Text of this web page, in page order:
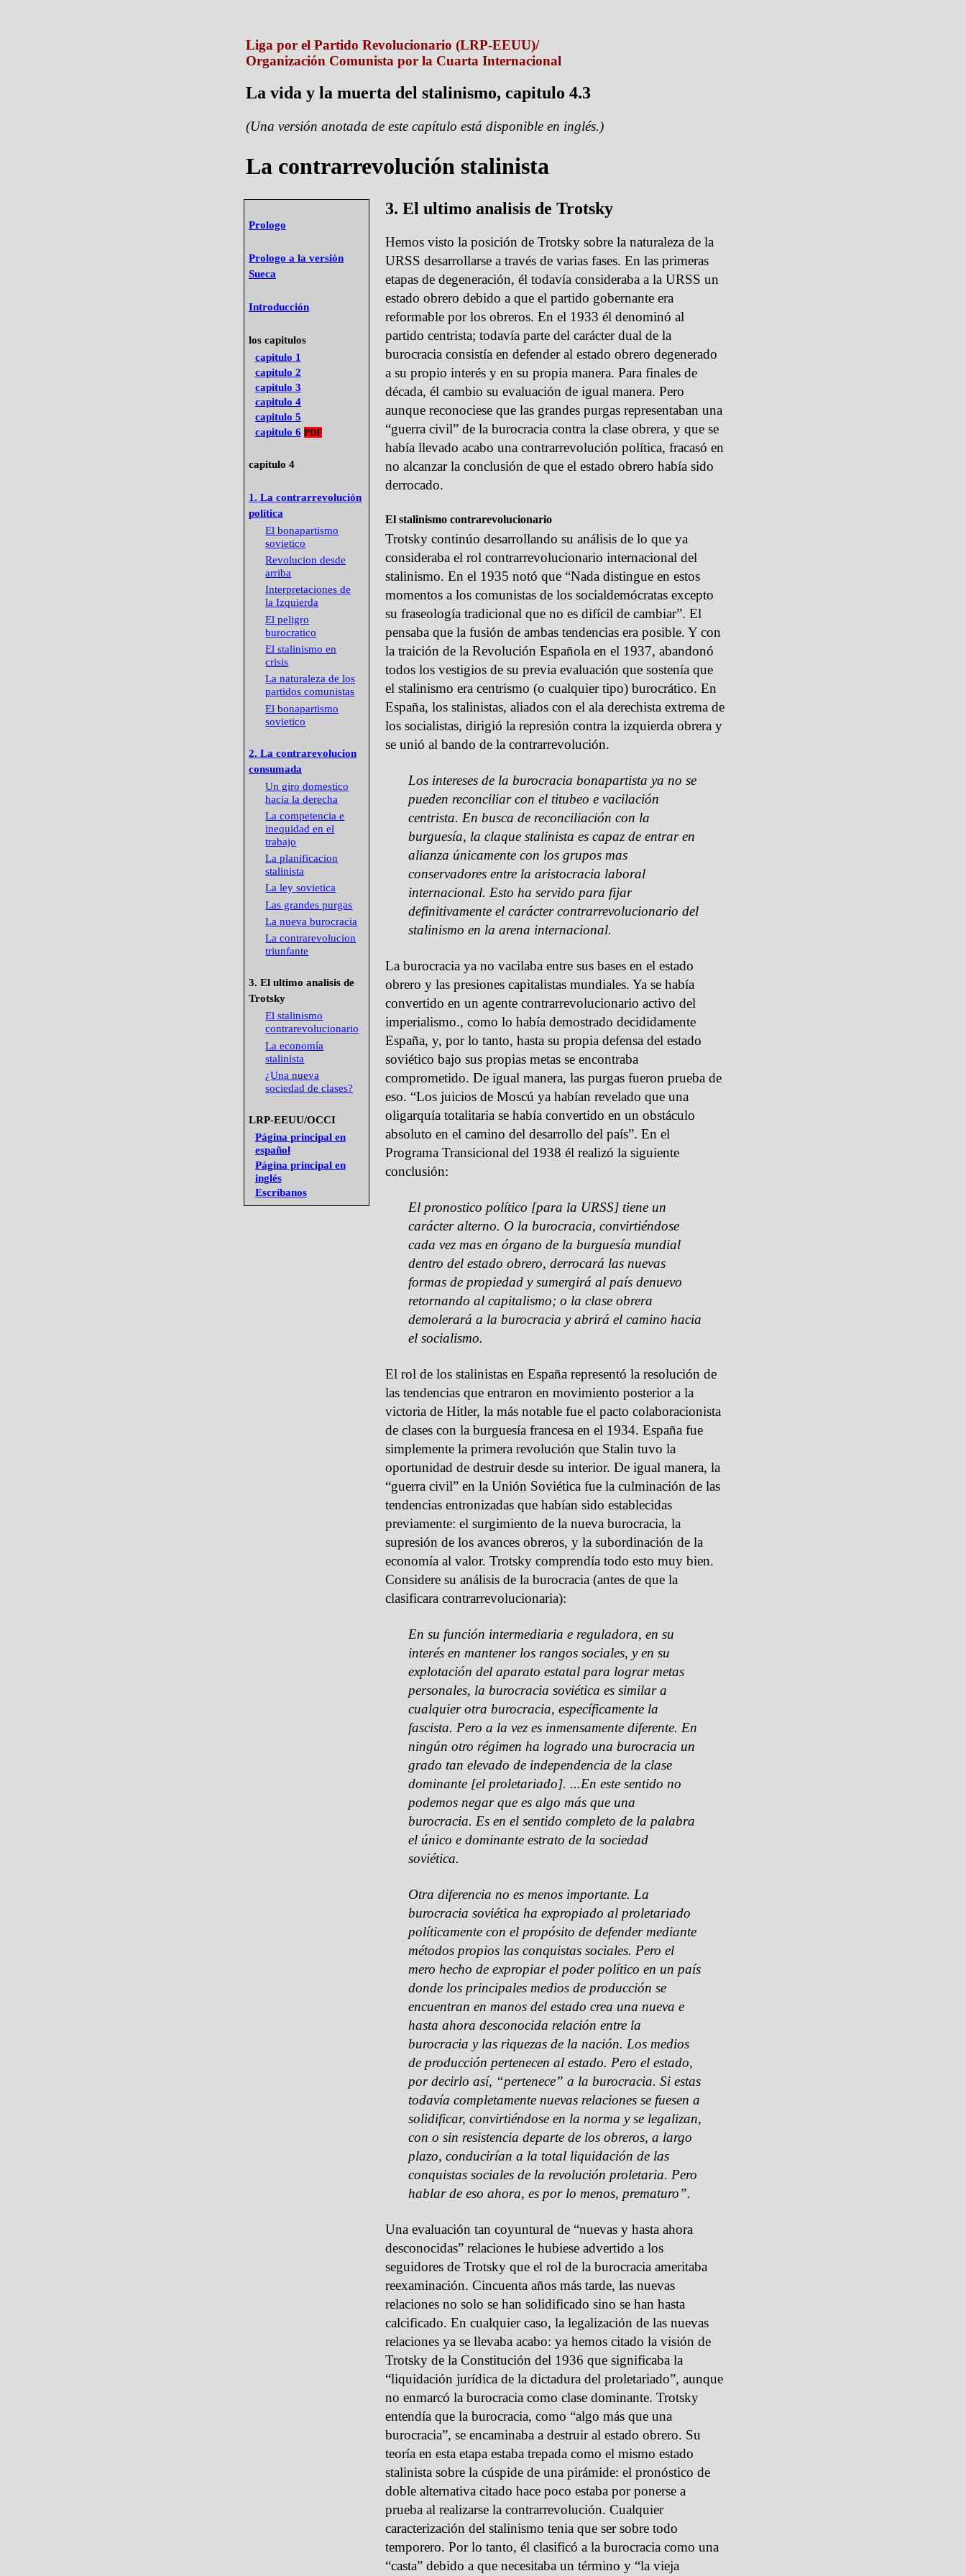
Liga por el Partido Revolucionario (LRP-EEUU)/
Organización Comunista por la Cuarta Internacional
La vida y la muerta del stalinismo, capitulo 4.3
(Una versión anotada de este capítulo está disponible en inglés.)
La contrarrevolución stalinista
Prologo
Prologo a la versión
Sueca
Introducción
los capitulos
capitulo 1
capitulo 2
capitulo 3
capitulo 4
capitulo 5
capitulo 6 PDF
capitulo 4
1. La contrarrevolución
política
El bonapartismo
sovietico
Revolucion desde
arriba
Interpretaciones de
la Izquierda
El peligro
burocratico
El stalinismo en
crisis
La naturaleza de los
partidos comunistas
El bonapartismo
sovietico
2. La contrarevolucion
consumada
Un giro domestico
hacia la derecha
La competencia e
inequidad en el
trabajo
La planificacion
stalinista
La ley sovietica
Las grandes purgas
La nueva burocracia
La contrarevolucion
triunfante
3. El ultimo analisis de
Trotsky
El stalinismo
contrarevolucionario
La economía
stalinista
¿Una nueva
sociedad de clases?
LRP-EEUU/OCCI
Página principal en
español
Página principal en
inglés
Escríbanos
3. El ultimo analisis de Trotsky
Hemos visto la posición de Trotsky sobre la naturaleza de la
URSS desarrollarse a través de varias fases. En las primeras
etapas de degeneración, él todavía consideraba a la URSS un
estado obrero debido a que el partido gobernante era
reformable por los obreros. En el 1933 él denominó al
partido centrista; todavía parte del carácter dual de la
burocracia consistía en defender al estado obrero degenerado
a su propio interés y en su propia manera. Para finales de
década, él cambio su evaluación de igual manera. Pero
aunque reconociese que las grandes purgas representaban una
“guerra civil” de la burocracia contra la clase obrera, y que se
había llevado acabo una contrarrevolución política, fracasó en
no alcanzar la conclusión de que el estado obrero había sido
derrocado.
El stalinismo contrarevolucionario
Trotsky continúo desarrollando su análisis de lo que ya
consideraba el rol contrarrevolucionario internacional del
stalinismo. En el 1935 notó que “Nada distingue en estos
momentos a los comunistas de los socialdemócratas excepto
su fraseología tradicional que no es difícil de cambiar”. El
pensaba que la fusión de ambas tendencias era posible. Y con
la traición de la Revolución Española en el 1937, abandonó
todos los vestigios de su previa evaluación que sostenía que
el stalinismo era centrismo (o cualquier tipo) burocrático. En
España, los stalinistas, aliados con el ala derechista extrema de
los socialistas, dirigió la represión contra la izquierda obrera y
se unió al bando de la contrarrevolución.
Los intereses de la burocracia bonapartista ya no se
pueden reconciliar con el titubeo e vacilación
centrista. En busca de reconciliación con la
burguesía, la claque stalinista es capaz de entrar en
alianza únicamente con los grupos mas
conservadores entre la aristocracia laboral
internacional. Esto ha servido para fijar
definitivamente el carácter contrarrevolucionario del
stalinismo en la arena internacional.
La burocracia ya no vacilaba entre sus bases en el estado
obrero y las presiones capitalistas mundiales. Ya se había
convertido en un agente contrarrevolucionario activo del
imperialismo., como lo había demostrado decididamente
España, y, por lo tanto, hasta su propia defensa del estado
soviético bajo sus propias metas se encontraba
comprometido. De igual manera, las purgas fueron prueba de
eso. “Los juicios de Moscú ya habían revelado que una
oligarquía totalitaria se había convertido en un obstáculo
absoluto en el camino del desarrollo del país”. En el
Programa Transicional del 1938 él realizó la siguiente
conclusión:
El pronostico político [para la URSS] tiene un
carácter alterno. O la burocracia, convirtiéndose
cada vez mas en órgano de la burguesía mundial
dentro del estado obrero, derrocará las nuevas
formas de propiedad y sumergirá al país denuevo
retornando al capitalismo; o la clase obrera
demolerará a la burocracia y abrirá el camino hacia
el socialismo.
El rol de los stalinistas en España representó la resolución de
las tendencias que entraron en movimiento posterior a la
victoria de Hitler, la más notable fue el pacto colaboracionista
de clases con la burguesía francesa en el 1934. España fue
simplemente la primera revolución que Stalin tuvo la
oportunidad de destruir desde su interior. De igual manera, la
“guerra civil” en la Unión Soviética fue la culminación de las
tendencias entronizadas que habían sido establecidas
previamente: el surgimiento de la nueva burocracia, la
supresión de los avances obreros, y la subordinación de la
economía al valor. Trotsky comprendía todo esto muy bien.
Considere su análisis de la burocracia (antes de que la
clasificara contrarrevolucionaria):
En su función intermediaria e reguladora, en su
interés en mantener los rangos sociales, y en su
explotación del aparato estatal para lograr metas
personales, la burocracia soviética es similar a
cualquier otra burocracia, específicamente la
fascista. Pero a la vez es inmensamente diferente. En
ningún otro régimen ha logrado una burocracia un
grado tan elevado de independencia de la clase
dominante [el proletariado]. ...En este sentido no
podemos negar que es algo más que una
burocracia. Es en el sentido completo de la palabra
el único e dominante estrato de la sociedad
soviética.
Otra diferencia no es menos importante. La
burocracia soviética ha expropiado al proletariado
políticamente con el propósito de defender mediante
métodos propios las conquistas sociales. Pero el
mero hecho de expropiar el poder político en un país
donde los principales medios de producción se
encuentran en manos del estado crea una nueva e
hasta ahora desconocida relación entre la
burocracia y las riquezas de la nación. Los medios
de producción pertenecen al estado. Pero el estado,
por decirlo así, “pertenece” a la burocracia. Si estas
todavía completamente nuevas relaciones se fuesen a
solidificar, convirtiéndose en la norma y se legalizan,
con o sin resistencia departe de los obreros, a largo
plazo, conducirían a la total liquidación de las
conquistas sociales de la revolución proletaria. Pero
hablar de eso ahora, es por lo menos, prematuro”.
Una evaluación tan coyuntural de “nuevas y hasta ahora
desconocidas” relaciones le hubiese advertido a los
seguidores de Trotsky que el rol de la burocracia ameritaba
reexaminación. Cincuenta años más tarde, las nuevas
relaciones no solo se han solidificado sino se han hasta
calcificado. En cualquier caso, la legalización de las nuevas
relaciones ya se llevaba acabo: ya hemos citado la visión de
Trotsky de la Constitución del 1936 que significaba la
“liquidación jurídica de la dictadura del proletariado”, aunque
no enmarcó la burocracia como clase dominante. Trotsky
entendía que la burocracia, como “algo más que una
burocracia”, se encaminaba a destruir al estado obrero. Su
teoría en esta etapa estaba trepada como el mismo estado
stalinista sobre la cúspide de una pirámide: el pronóstico de
doble alternativa citado hace poco estaba por ponerse a
prueba al realizarse la contrarrevolución. Cualquier
caracterización del stalinismo tenia que ser sobre todo
temporero. Por lo tanto, él clasificó a la burocracia como una
“casta” debido a que necesitaba un término y “la vieja